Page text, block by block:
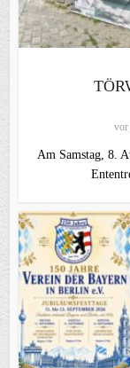
vor
Am Samstag, 8.